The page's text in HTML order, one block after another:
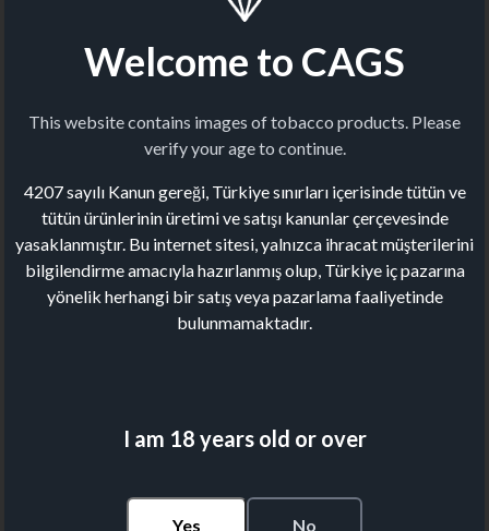
Welcome to CAGS
This website contains images of tobacco products. Please
verify your age to continue.
4207 sayılı Kanun gereği, Türkiye sınırları içerisinde tütün ve
tütün ürünlerinin üretimi ve satışı kanunlar çerçevesinde
yasaklanmıştır. Bu internet sitesi, yalnızca ihracat müşterilerini
bilgilendirme amacıyla hazırlanmış olup, Türkiye iç pazarına
yönelik herhangi bir satış veya pazarlama faaliyetinde
bulunmamaktadır.
I am 18 years old or over
Yes No